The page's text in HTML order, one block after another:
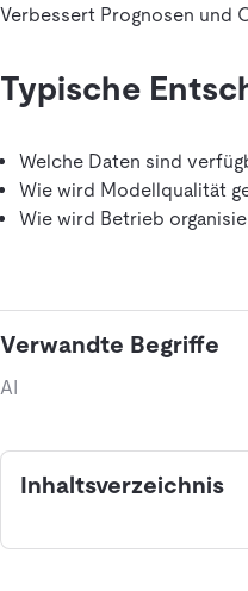
Verbessert Prognosen und
Typische
Welche Daten sind
Wie wird Modellqualität
Wie wird Betrieb
Verwandte Begriffe
AI
Inhaltsverzeichnis